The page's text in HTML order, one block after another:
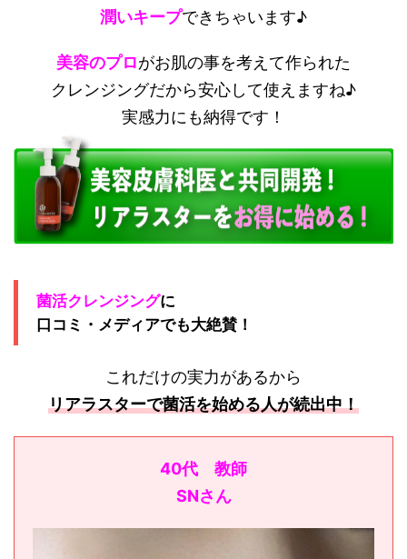
潤いキープできちゃいます♪
美容のプロがお肌の事を考えて作られた
クレンジングだから安心して使えますね♪
実感力にも納得です！
菌活クレンジングに
口コミ・メディアでも大絶賛！
これだけの実力があるから
リアラスターで菌活を始める人が続出中！
40代 教師
SNさん